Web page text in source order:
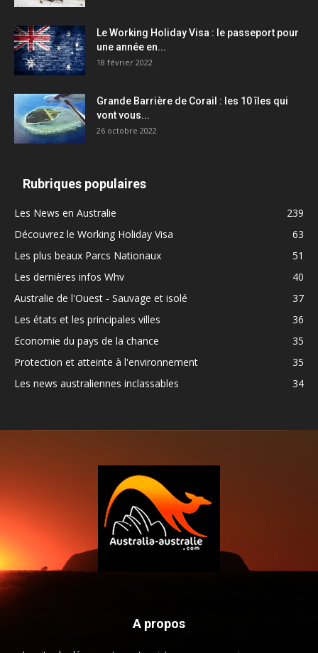
Le Working Holiday Visa : le passeport pour
une année en...
18 février 2022
Grande Barrière de Corail : les 10 îles qui
vont vous...
26 octobre 2022
Rubriques populaires
Les News en Australie
239
Découvrez le Working Holiday Visa
63
Les plus beaux Parcs Nationaux
51
Les dernières infos Whv
40
Australie de l'Ouest - Sauvage et isolé
37
Les états et les principales villes
36
Economie du pays de la chance
35
Protection et atteinte à l'environnement
35
Les news australiennes inclassables
34
A propos